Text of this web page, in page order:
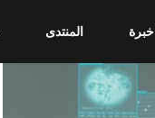
خبرة المنتدى